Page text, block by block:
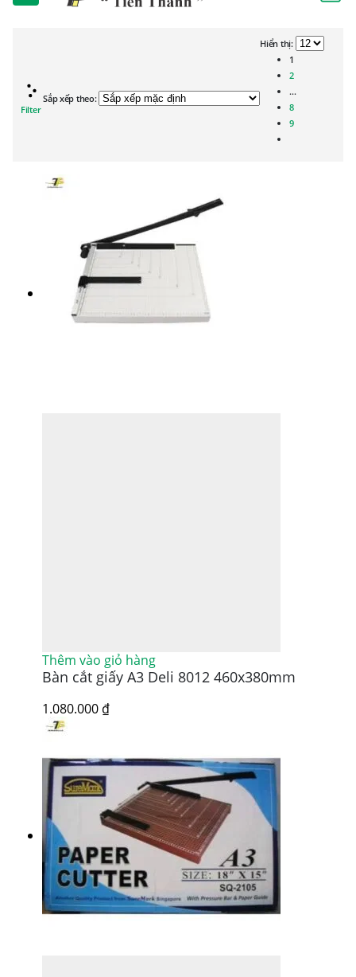
Filter
Sắp xếp theo:
Hiển thị:
1
2
…
8
9
Thêm vào giỏ hàng
Bàn cắt giấy A3 Deli 8012 460x380mm
1.080.000 ₫